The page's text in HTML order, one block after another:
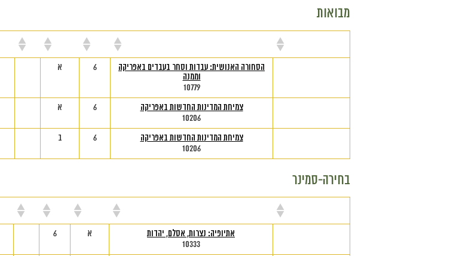
מבואות
הסחורה האנושית: עבדות וסחר בעבדים באפריקה
וממנה‏
10779
6 א
צמיחת המדינות החדשות באפריקה
10206
6 א
צמיחת המדינות החדשות באפריקה
10206
6 ב
בחירה-סמינר
אתיופיה: נצרות, אסלם, יהדות
10333
א 6